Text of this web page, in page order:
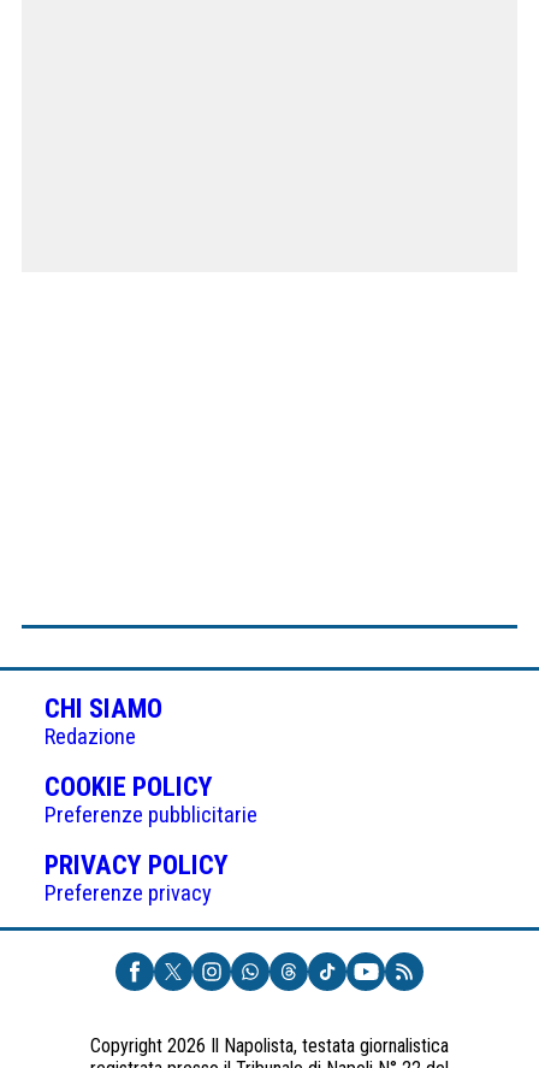
CHI SIAMO
Redazione
COOKIE POLICY(APRE
IN
UNA
NUOVA
Preferenze pubblicitarie
PRIVACY POLICY(APRE
UNA
NUOVA
SCHEDA)
Preferenze privacy
Copyright 2026 Il Napolista, testata giornalistica